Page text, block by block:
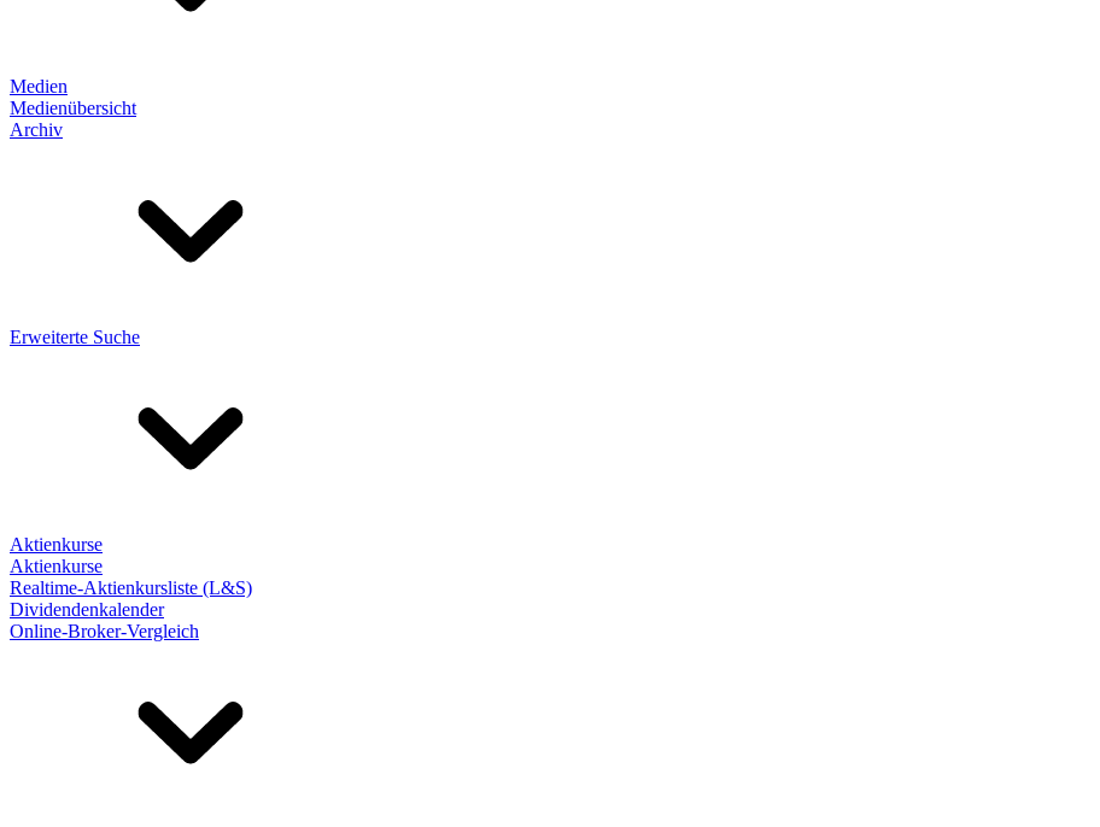
Medien
Medienübersicht
Archiv
Erweiterte Suche
Aktienkurse
Aktienkurse
Realtime-Aktienkursliste (L&S)
Dividendenkalender
Online-Broker-Vergleich